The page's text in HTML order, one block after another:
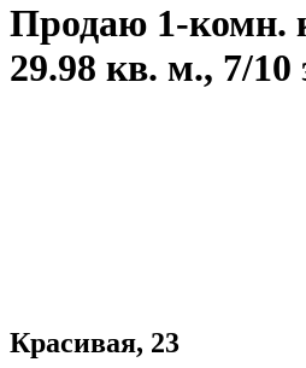
Продаю 1-комн.
29.98 кв. м., 7/10
Красивая, 23